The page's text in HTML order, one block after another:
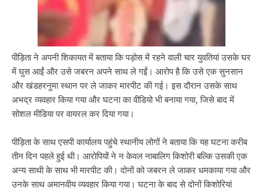
पीड़िता ने अपनी शिकायत में बताया कि पड़ोस में रहने वाली चार युवतियां उसके घर
में घुस आईं और उसे जबरन अपने साथ ले गईं। आरोप है कि उसे एक सुनसान
और खंडहरनुमा स्थान पर ले जाकर मारपीट की गई। इस दौरान उसके साथ
अभद्र व्यवहार किया गया और घटना का वीडियो भी बनाया गया, जिसे बाद में
सोशल मीडिया पर वायरल कर दिया गया।
पीड़िता के साथ एसपी कार्यालय पहुंचे स्थानीय लोगों ने बताया कि यह घटना करीब
तीन दिन पहले हुई थी। आरोपियों ने न केवल नाबालिग किशोरी बल्कि उसकी एक
अन्य साथी के साथ भी मारपीट की। दोनों को जबरन ले जाकर धमकाया गया और
उनके साथ अमानवीय व्यवहार किया गया। घटना के बाद से दोनों किशोरियां